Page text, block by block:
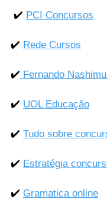
✔️ PCI Concursos
✔️ Rede Cursos
✔️ Fernando
✔️ UOL Educação
✔️ Tudo sobre
✔️ Estratégia
✔️ Gramatica online